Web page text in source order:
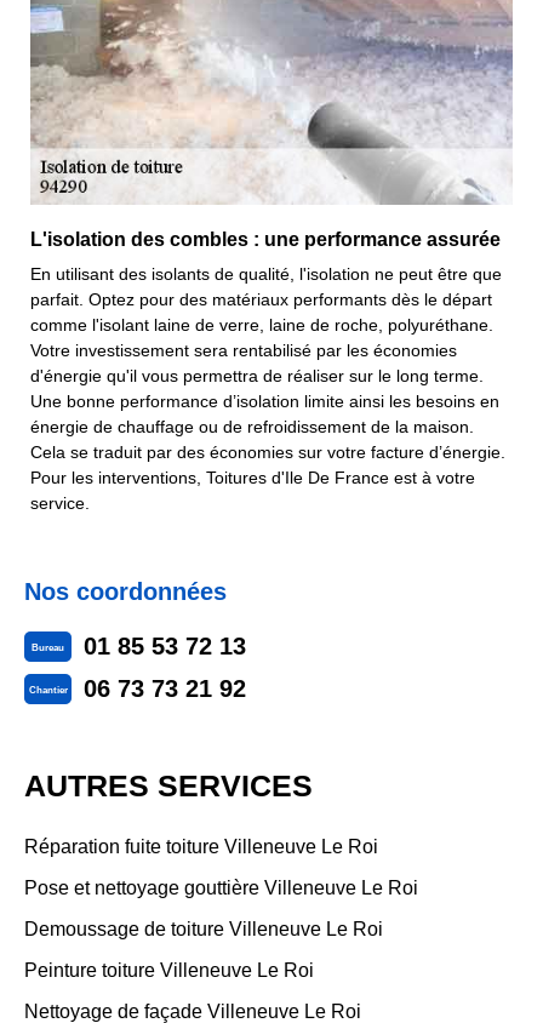
L'isolation des combles : une performance assurée
En utilisant des isolants de qualité, l'isolation ne peut être que
parfait. Optez pour des matériaux performants dès le départ
comme l'isolant laine de verre, laine de roche, polyuréthane.
Votre investissement sera rentabilisé par les économies
d'énergie qu'il vous permettra de réaliser sur le long terme.
Une bonne performance d’isolation limite ainsi les besoins en
énergie de chauffage ou de refroidissement de la maison.
Cela se traduit par des économies sur votre facture d’énergie.
Pour les interventions, Toitures d'Ile De France est à votre
service.
Nos coordonnées
Bureau 01 85 53 72 13
Chantier 06 73 73 21 92
AUTRES SERVICES
Réparation fuite toiture Villeneuve Le Roi
Pose et nettoyage gouttière Villeneuve Le Roi
Demoussage de toiture Villeneuve Le Roi
Peinture toiture Villeneuve Le Roi
Nettoyage de façade Villeneuve Le Roi